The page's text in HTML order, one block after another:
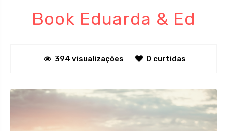
Book Eduarda & Ed
394 visualizações 0 curtidas